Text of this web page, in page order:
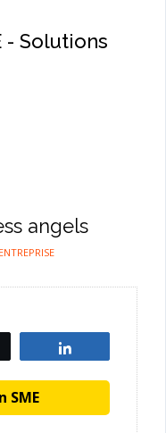
- Solutions
angels
SME